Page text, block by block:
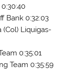
Bank 0:32:03
(Col) Liquigas-
0:35:01
Team 0:35:59